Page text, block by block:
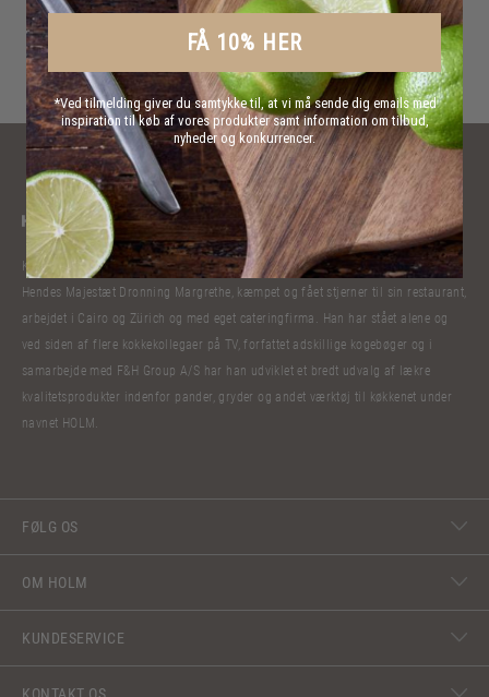
Kokkelivet har bibragt Claus Holm mange oplevelser. Han har lavet mad til
Hendes Majestæt Dronning Margrethe, kæmpet og fået stjerner til sin restaurant,
arbejdet i Cairo og Zürich og med eget cateringfirma. Han har stået alene og
ved siden af flere kokkekollegaer på TV, forfattet adskillige kogebøger og i
samarbejde med F&H Group A/S har han udviklet et bredt udvalg af lækre
kvalitetsprodukter indenfor pander, gryder og andet værktøj til køkkenet under
navnet HOLM.
FØLG OS
OM HOLM
KUNDESERVICE
FÅ 10% HER
*Ved tilmelding giver du samtykke til, at vi må sende dig emails med
inspiration til køb af vores produkter samt information om tilbud,
nyheder og konkurrencer.